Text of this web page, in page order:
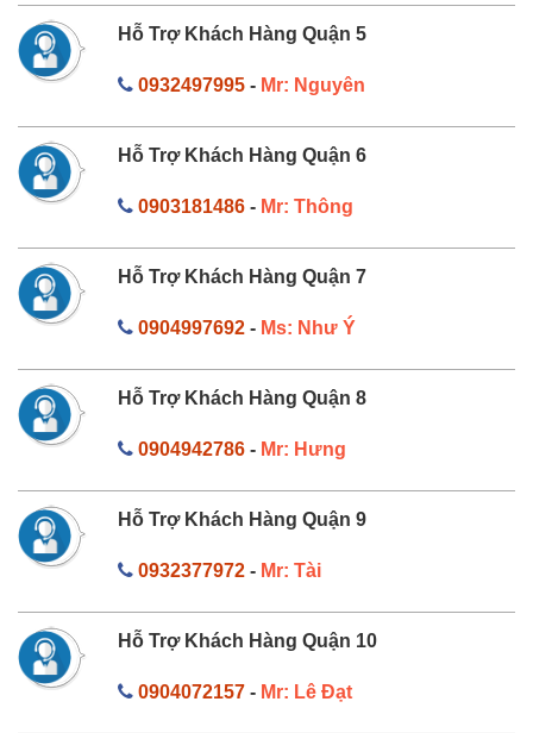
Hỗ Trợ Khách Hàng Quận 5
0932497995- Mr: Nguyên
Hỗ Trợ Khách Hàng Quận 6
0903181486- Mr: Thông
Hỗ Trợ Khách Hàng Quận 7
0904997692- Ms: Như Ý
Hỗ Trợ Khách Hàng Quận 8
0904942786- Mr: Hưng
Hỗ Trợ Khách Hàng Quận 9
0932377972- Mr: Tài
Hỗ Trợ Khách Hàng Quận 10
0904072157- Mr: Lê Đạt